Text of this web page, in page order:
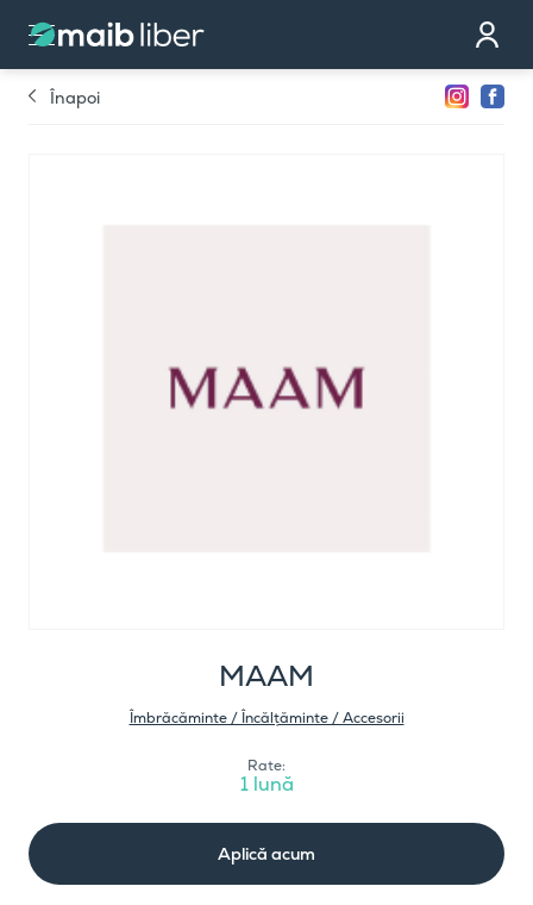
Contact
Devino partener
Înapoi
MAAM
Îmbrăcăminte / Încălțăminte / Accesorii
Rate:
1 lună
Aplică acum